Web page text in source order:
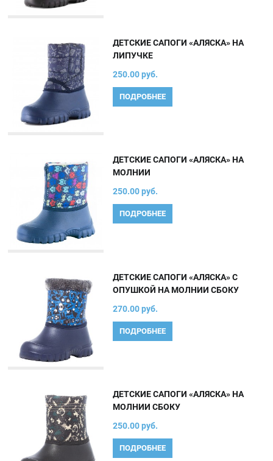
ДЕТСКИЕ САПОГИ «АЛЯСКА» НА
ЛИПУЧКЕ
250.00 руб.
ПОДРОБНЕЕ
ДЕТСКИЕ САПОГИ «АЛЯСКА» НА
МОЛНИИ
250.00 руб.
ПОДРОБНЕЕ
ДЕТСКИЕ САПОГИ «АЛЯСКА» С
ОПУШКОЙ НА МОЛНИИ СБОКУ
270.00 руб.
ПОДРОБНЕЕ
ДЕТСКИЕ САПОГИ «АЛЯСКА» НА
МОЛНИИ СБОКУ
250.00 руб.
ПОДРОБНЕЕ